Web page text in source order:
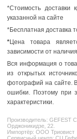
*Стоимость доставки
указанной на сайте
*Бесплатная доставка
*Цена товара
зависимости от
Вся информация о
из открытых
фотографий на сайте.
ошибки. Поэтому при
характеристики.
Производитель:GEFEST
Орджоникидзе, 22.
Импортёр: ООО Триовист